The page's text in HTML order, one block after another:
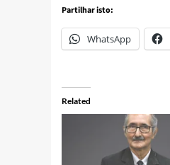
Partilhar isto:
WhatsApp
Related